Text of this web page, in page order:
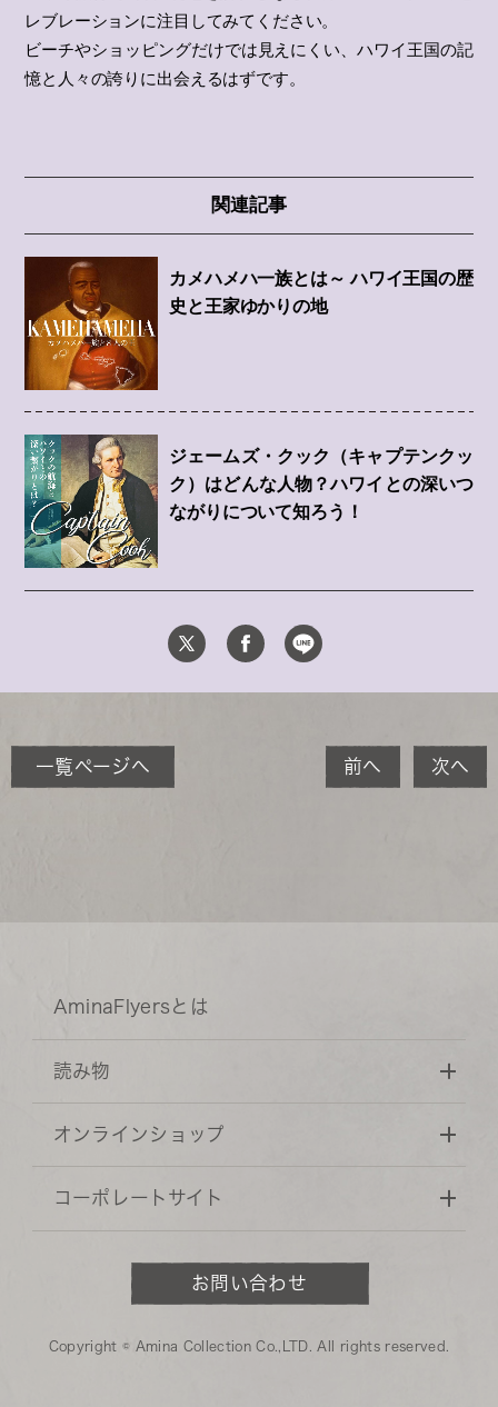
レブレーションに注目してみてください。
ビーチやショッピングだけでは見えにくい、ハワイ王国の記
憶と人々の誇りに出会えるはずです。
関連記事
カメハメハ一族とは～ ハワイ王国の歴
史と王家ゆかりの地
ジェームズ・クック（キャプテンクッ
ク）はどんな人物？ハワイとの深いつ
ながりについて知ろう！
一覧ページへ 前へ 次へ
AminaFlyersとは
読み物
オンラインショップ
コーポレートサイト
お問い合わせ
Copyright © Amina Collection Co.,LTD. All rights reserved.